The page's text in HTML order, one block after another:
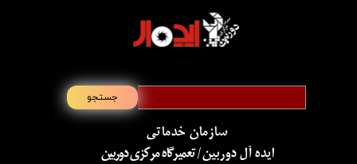
سازمان خدماتی
​​​​​​​ایده آل دوربین/ تعمیرگاه مرکزی دوربین
جستجو